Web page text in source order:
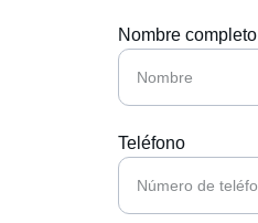
Nombre completo
Teléfono